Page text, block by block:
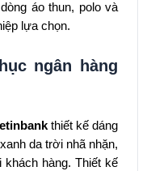
áo thun, polo và
lựa chọn.
ngân hàng
thiết kế dáng
da trời nhã nhặn,
hàng. Thiết kế